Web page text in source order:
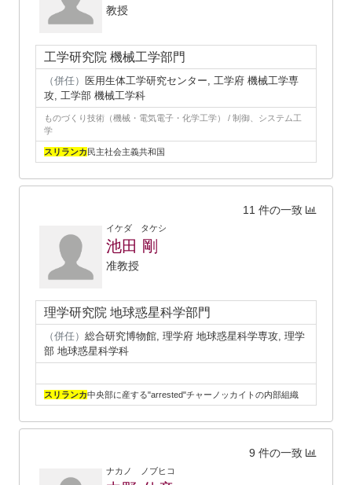
教授
工学研究院 機械工学部門
（併任） 医用生体工学研究センター, 工学府 機械工学専
攻, 工学部 機械工学科
ものづくり技術（機械・電気電子・化学工学） / 制御、システム工
学
スリランカ民主社会主義共和国
11 件の一致
イケダ タケシ
池田 剛
准教授
理学研究院 地球惑星科学部門
（併任） 総合研究博物館, 理学府 地球惑星科学専攻, 理学
部 地球惑星科学科
スリランカ中央部に産する"arrested"チャーノッカイトの内部組織
9 件の一致
ナカノ ノブヒコ